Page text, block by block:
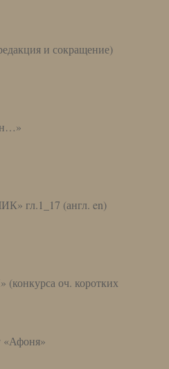
и сокращение)
гл.1_17 (англ. en)
оч. коротких
«Афоня»